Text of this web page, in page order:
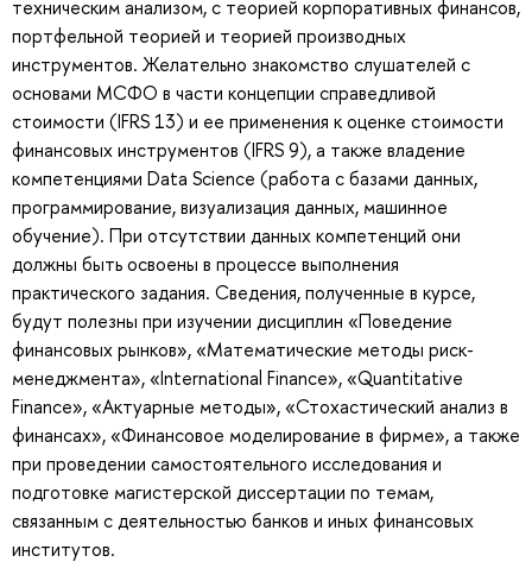
техническим анализом, с теорией корпоративных финансов,
портфельной теорией и теорией производных
инструментов. Желательно знакомство слушателей с
основами МСФО в части концепции справедливой
стоимости (IFRS 13) и ее применения к оценке стоимости
финансовых инструментов (IFRS 9), а также владение
компетенциями Data Science (работа с базами данных,
программирование, визуализация данных, машинное
обучение). При отсутствии данных компетенций они
должны быть освоены в процессе выполнения
практического задания. Сведения, полученные в курсе,
будут полезны при изучении дисциплин «Поведение
финансовых рынков», «Математические методы риск-
менеджмента», «International Finance», «Quantitative
Finance», «Актуарные методы», «Стохастический анализ в
финансах», «Финансовое моделирование в фирме», а также
при проведении самостоятельного исследования и
подготовке магистерской диссертации по темам,
связанным с деятельностью банков и иных финансовых
институтов.